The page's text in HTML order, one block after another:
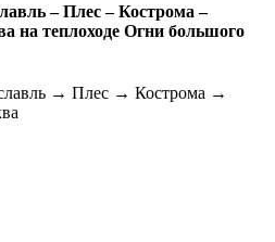
– Плес – Кострома –
теплоходе Огни большого
→ Плес → Кострома →